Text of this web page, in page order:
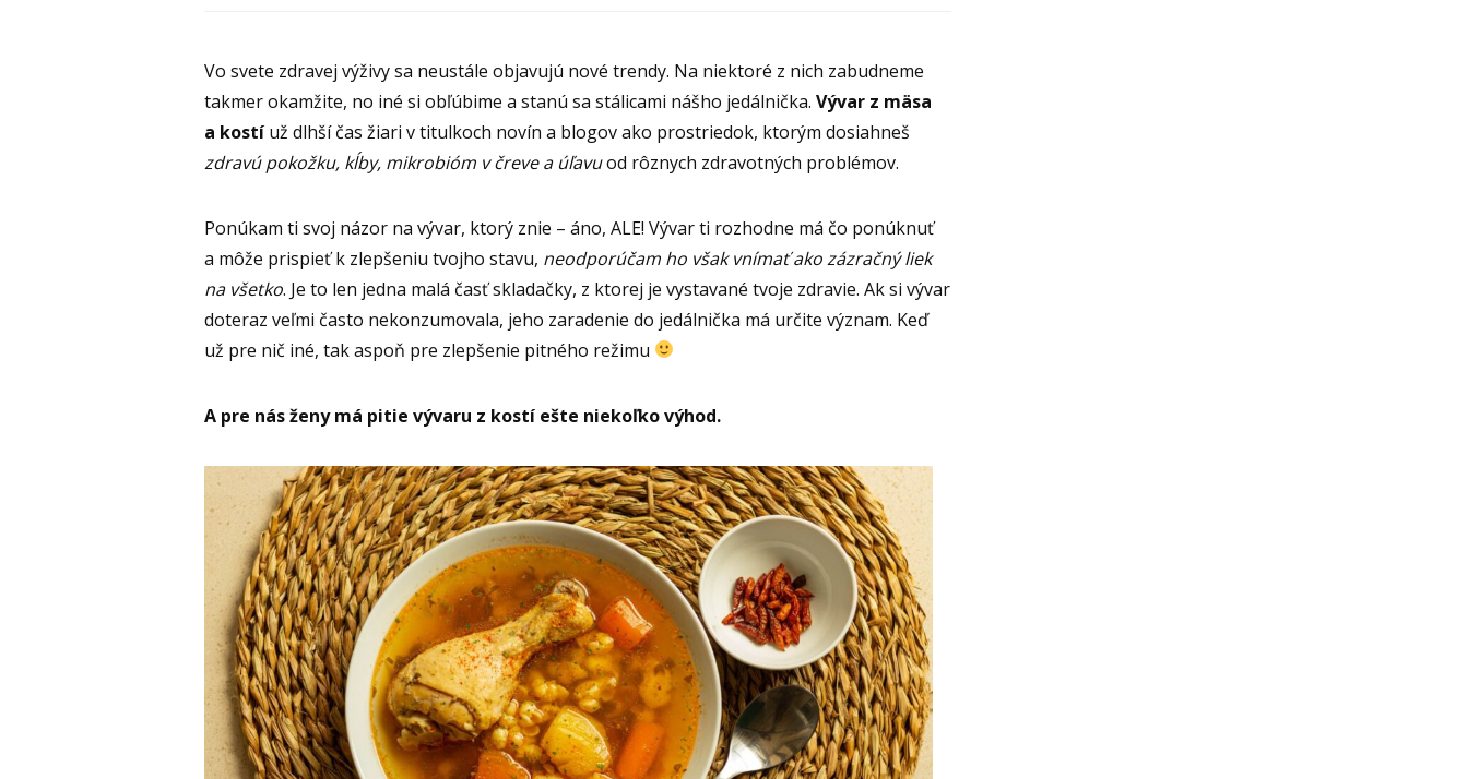
Vo svete zdravej výživy sa neustále objavujú nové trendy. Na niektoré z nich zabudneme
takmer okamžite, no iné si obľúbime a stanú sa stálicami nášho jedálnička. Vývar z mäsa
a kostí už dlhší čas žiari v titulkoch novín a blogov ako prostriedok, ktorým dosiahneš
zdravú pokožku, kĺby, mikrobióm v čreve a úľavuod rôznych zdravotných problémov.
Ponúkam ti svoj názor na vývar, ktorý znie – áno, ALE! Vývar ti rozhodne má čo ponúknuť
a môže prispieť k zlepšeniu tvojho stavu, neodporúčam ho však vnímať ako zázračný liek
na všetko. Je to len jedna malá časť skladačky, z ktorej je vystavané tvoje zdravie. Ak si vývar
doteraz veľmi často nekonzumovala, jeho zaradenie do jedálnička má určite význam. Keď
už pre nič iné, tak aspoň pre zlepšenie pitného režimu
A pre nás ženy má pitie vývaru z kostí ešte niekoľko výhod.